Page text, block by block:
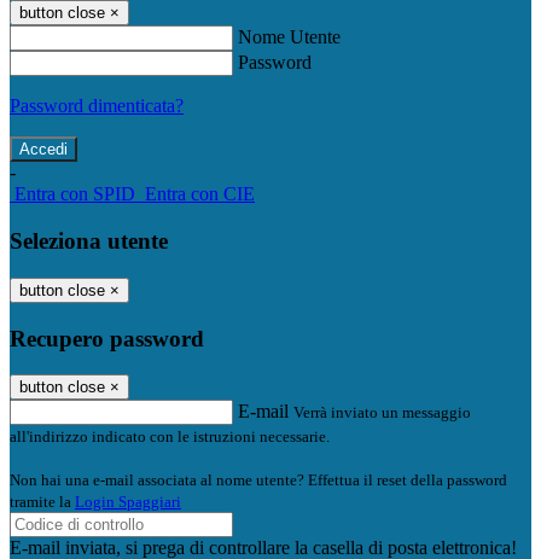
button close ×
Nome Utente
Password
Password dimenticata?
-
Entra con SPID Entra con CIE
Seleziona utente
button close ×
Recupero password
button close ×
E-mail Verrà inviato un messaggio
all'indirizzo indicato con le istruzioni necessarie.
Non hai una e-mail associata al nome utente? Effettua il reset della password
tramite la Login Spaggiari
E-mail inviata, si prega di controllare la casella di posta elettronica!